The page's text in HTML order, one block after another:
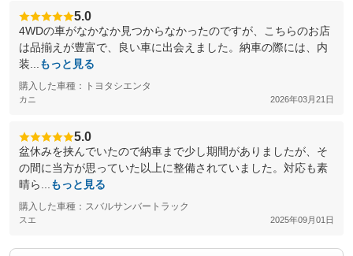
5.0
4WDの車がなかなか見つからなかったのですが、こちらのお店
は品揃えが豊富で、良い車に出会えました。納車の際には、内
装...
もっと見る
購入した車種：トヨタシエンタ
カニ 2026年03月21日
5.0
盆休みを挟んでいたので納車まで少し期間がありましたが、そ
の間に当方が思っていた以上に整備されていました。対応も素
晴ら...
もっと見る
購入した車種：スバルサンバートラック
スエ 2025年09月01日